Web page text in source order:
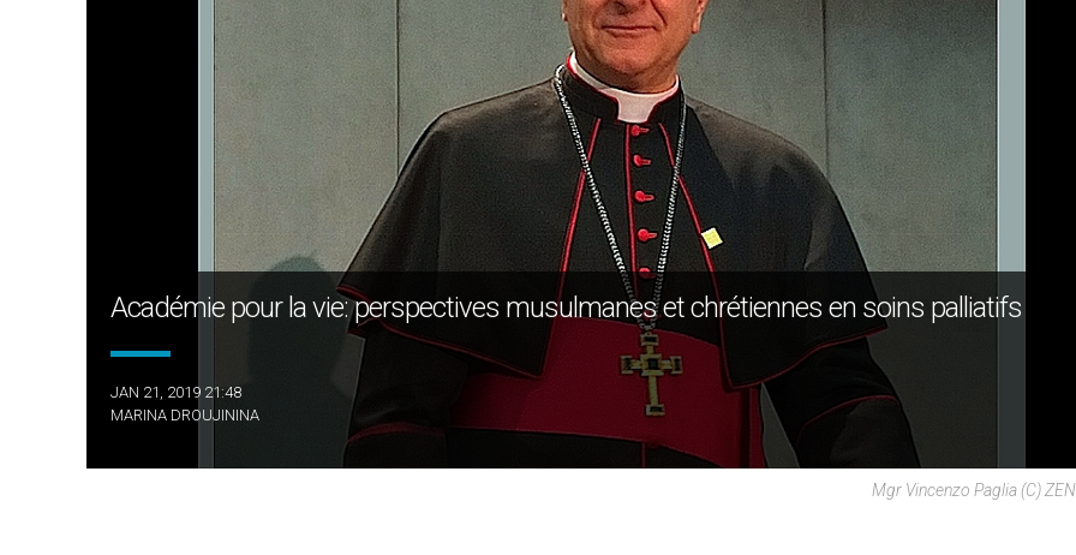
Académie pour la vie: perspectives musulmanes et chrétiennes en soins palliatifs
JAN 21, 2019 21:48
MARINA DROUJININA
Mgr Vincenzo Paglia (c)